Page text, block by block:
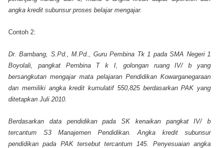
angka kredit subunsur proses belajar mengajar.
Contoh 2:
Dr. Bambang, S.Pd., M.Pd., Guru Pembina Tk 1 pada SMA Negeri 1
Boyolali, pangkat Pembina T k I, golongan ruang IV/ b yang
bersangkutan mengajar mata pelajaran Pendidikan Kowarganegaraan
dan memiliki angka kredit kumulatif 550,825 berdasarkan PAK yang
ditetapkan Juli 2010.
Berdasarkan data pendidikan pada SK kenaikan pangkat IV/ b
tercantum S3 Manajemen Pendidikan. Angka kredit subunsur
pendidikan pada PAK tersebut tercantum 145. Penyesuaian angka